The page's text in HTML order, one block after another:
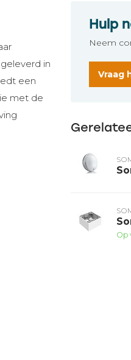
in
een
met de
Hulp
Neem
Vraag
Op